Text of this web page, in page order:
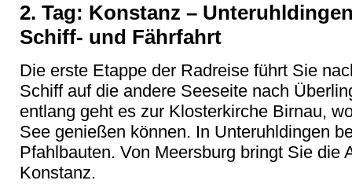
2. Tag: Konstanz –
Schiff- und Fährfahrt
Die erste Etappe der Radreise führt Sie
Schiff auf die andere Seeseite nach
entlang geht es zur Klosterkirche Birnau,
See genießen können. In Unteruhldingen
Pfahlbauten. Von Meersburg bringt Sie die
Konstanz.